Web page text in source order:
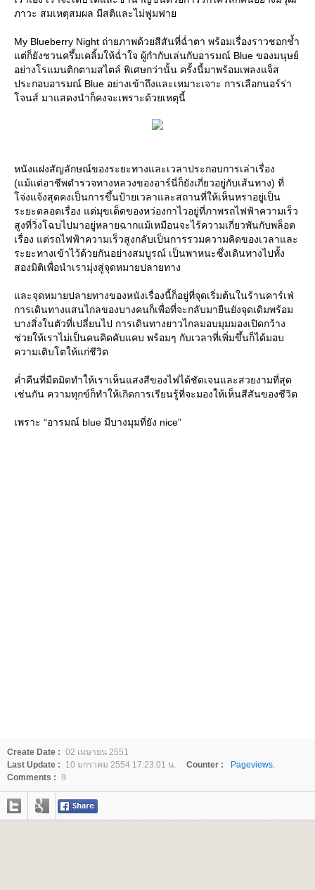
ภาวะ สมเหตุสมผล มีสติและไม่ฟูมฟา
My Blueberry Night ถ่ายภาพด้วยสีสันที่ฉ่ำตา พร้อมเรื่องราวชอกช้ำ
ต่ก็ยังชวนครึ้มเคลิ้มให้ฉ่ำใจ ผู้กำกับเล่นกับอารมณ์ Blue ของมนุษย์
อย่างโรแมนติกตามสไตล์ พิเศษกว่านั้น ครั้งนี้มาพร้อมเพลงแจ็ส
ประกอบอารมณ์ Blue อย่างเข้าถึงและเหมาะเจาะ การเลือกนอร์ร่า
จนส์ มาแสดงนำก็คงจะเพราะด้วยเหตุนี้
หนังแฝงสัญลักษณ์ของระยะทางและเวลาประกอบการเล่าเรื่อง
(แม้แต่อาชีพตำรวจทางหลวงของอาร์นี่ก็ยังเกี่ยวอยู่กับเส้นทาง) ที่
จ่งแจ้งสุดคงเป็นการขึ้นป้ายเวลาและสถานที่ให้เห็นหราอยู่เป็น
ระยะตลอดเรื่อง แต่มุขเด็ดของหว่องกาไวอยู่ที่ภาพรถไฟฟ้าความเร็ว
สูงที่วิ่งโฉบไปมาอยู่หลายฉากแม้เหมือนจะไร้ความเกี่ยวพันกับพล็อต
เรื่อง แต่รถไฟฟ้าความเร็วสูงกลับเป็นการรวมความคิดของเวลาและ
ระยะทางเข้าไว้ด้วยกันอย่างสมบูรณ์ เป็นพาหนะซึ่งเดินทางไปทั้ง
สองมิติเพื่อนำเรามุ่งสู่จุดหมายปลายทาง
ละจุดหมายปลายทางของหนังเรื่องนี้ก็อยู่ที่จุดเริ่มต้นในร้านคาร์เฟ่
การเดินทางแสนไกลของบางคนก็เพื่อที่จะกลับมายืนยังจุดเดิมพร้อม
บางสิ่งในตัวที่เปลี่ยนไป การเดินทางยาวไกลมอบมุมมองเปิดกว้าง
ช่วยให้เราไม่เป็นคนคิดคับแคบ พร้อมๆ กับเวลาที่เพิ่มขึ้นก็ได้มอบ
ความเติบโตให้แก่ชีวิต
ค่ำคืนที่มืดมิดทำให้เราเห็นแสงสีของไฟได้ชัดเจนและสวยงามที่สุด
เช่นกัน ความทุกข์ก็ทำให้เกิดการเรียนรู้ที่จะมองให้เห็นสีสันของชีวิต
เพราะ “อารมณ์ blue มีบางมุมที่ยัง nice”
Create Date : 02 เมษายน 2551
Last Update :
10 มกราคม 2554 17:23:01 น. Counter :
Pageviews.
Comments : 9